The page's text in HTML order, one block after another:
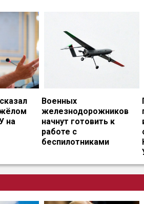
на
Военных
железнодорожников
начнут готовить к
работе с
беспилотниками